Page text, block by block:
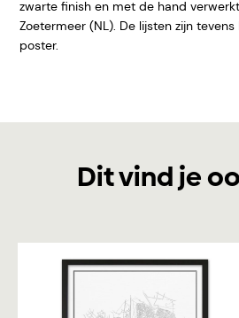
zwarte finish en met de hand
Zoetermeer (NL). De lijsten zijn
poster.
Dit vind je